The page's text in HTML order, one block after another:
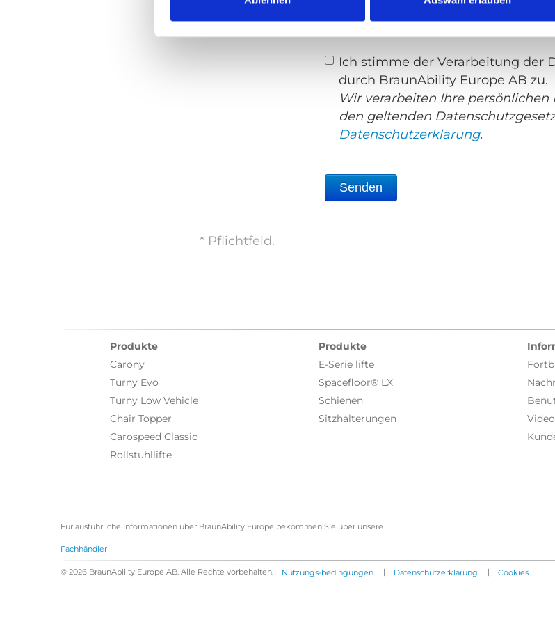
Klicken Sie erst zum Zustimmen
an und dann auf "Senden", um uns
Ich stimme der Verarbeitung der
durch BraunAbility Europe AB zu.
Wir verarbeiten Ihre
den geltenden
Datenschutzerklärung.
Senden
* Pflichtfeld.
Produkte
Carony
Turny Evo
Turny Low Vehicle
Chair Topper
Carospeed Classic
Rollstuhllifte
Produkte
E-Serie lifte
Spacefloor® LX
Schienen
Sitzhalterungen
Für ausführliche Informationen über BraunAbility Europe bekommen Sie über unsere
Fachhändler
© 2026 BraunAbility Europe AB. Alle Rechte vorbehalten. Nutzungs-bedingungen | Datenschutzerklärung | Cookies